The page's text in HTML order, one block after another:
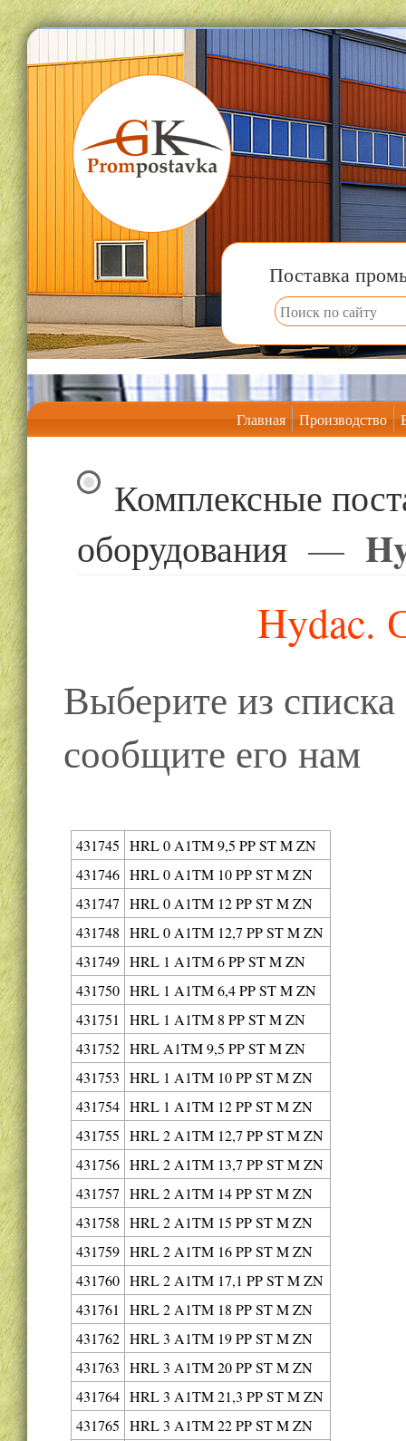
Поставка
Главная Производство
Комплексные
оборудования—
Hydac.
Выберите из
сообщите его нам
431745 HRL 0 A1TM 9,5 PP ST M ZN
431746 HRL 0 A1TM 10 PP ST M ZN
431747 HRL 0 A1TM 12 PP ST M ZN
431748 HRL 0 A1TM 12,7 PP ST M ZN
431749 HRL 1 A1TM 6 PP ST M ZN
431750 HRL 1 A1TM 6,4 PP ST M ZN
431751
HRL 1 A1TM 8 PP ST M ZN
431752 HRL A1TM 9,5 PP ST M ZN
431753 HRL 1 A1TM 10 PP ST M ZN
431754 HRL 1 A1TM 12 PP ST M ZN
431755 HRL 2 A1TM 12,7 PP ST M ZN
431756 HRL 2 A1TM 13,7 PP ST M ZN
431757 HRL 2 A1TM 14 PP ST M ZN
431758 HRL 2 A1TM 15 PP ST M ZN
431759 HRL 2 A1TM 16 PP ST M ZN
431760 HRL 2 A1TM 17,1 PP ST M ZN
431761
HRL 2 A1TM 18 PP ST M ZN
431762 HRL 3 A1TM 19 PP ST M ZN
431763 HRL 3 A1TM 20 PP ST M ZN
431764 HRL 3 A1TM 21,3 PP ST M ZN
431765 HRL 3 A1TM 22 PP ST M ZN